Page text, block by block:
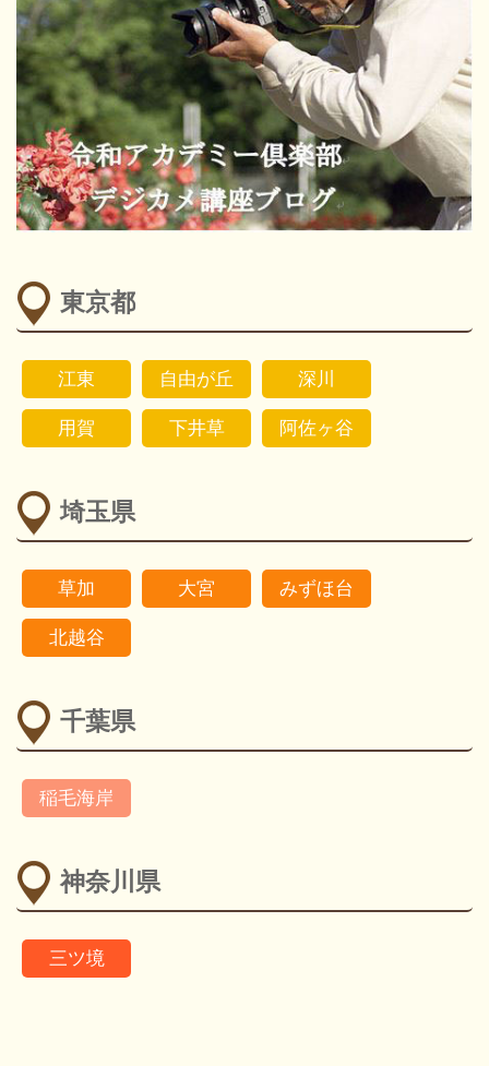
東京都
江東 自由が丘 深川
用賀 下井草 阿佐ヶ谷
埼玉県
草加 大宮 みずほ台
北越谷
千葉県
稲毛海岸
神奈川県
三ツ境